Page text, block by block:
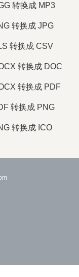
转换成 MP3
转换成 JPG
转换成 CSV
转换成 DOC
转换成 PDF
转换成 PNG
转换成 ICO